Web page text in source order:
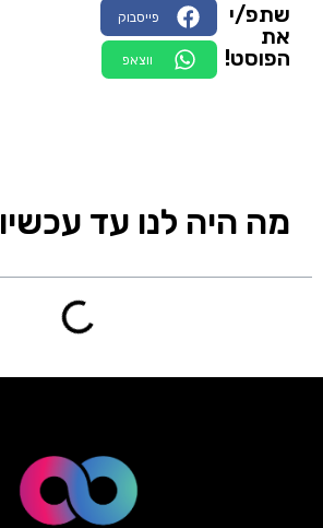
שתפ/י
את
הפוסט!
פייסבוק
ווצאפ
מה היה לנו עד עכשיו